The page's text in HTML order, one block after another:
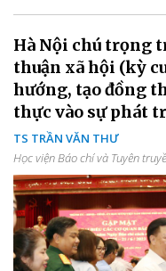
Hà Nội chú trọng
thuận xã hội (kỳ
hướng, tạo đồng
thực vào sự phát
TS TRẦN VĂN THƯ
Học viện Báo chí và Tuyên